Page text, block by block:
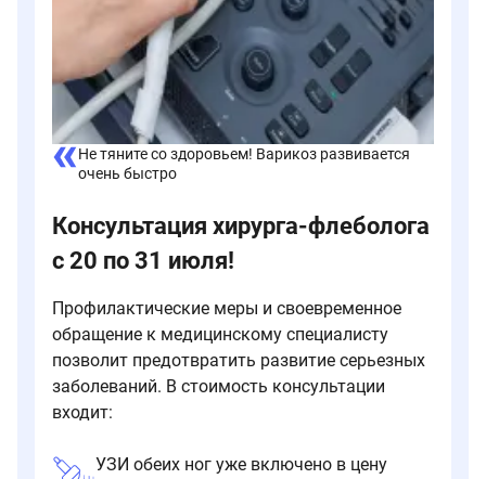
Не тяните со здоровьем! Варикоз развивается
очень быстро
Консультация хирурга-флеболога
с 20 по 31 июля!
Профилактические меры и своевременное
обращение к медицинскому специалисту
позволит предотвратить развитие серьезных
заболеваний. В стоимость консультации
входит:
УЗИ обеих ног уже включено в цену